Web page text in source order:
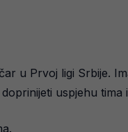
u Prvoj ligi Srbije.
uspjehu